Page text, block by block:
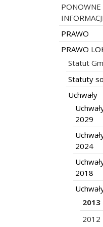
PONOWNE
Rozwiń menu
PRAWO
Rozwiń
PRAWO
Statut
Rozwiń
Statuty
Rozwiń
Uchwały
Rozwiń
2029
Rozwiń
2024
Rozwiń
2018
Rozwiń
2013
2012